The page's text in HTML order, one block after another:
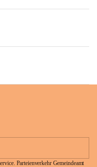
Parteienverkehr Gemeindeamt